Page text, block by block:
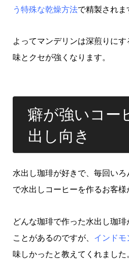
う特殊な乾燥方法で精製されま
よってマンデリンは深煎りに
味とクセが強くなります。
癖が強いコー
出し向き
水出し珈琲が好きで、毎回い
で水出しコーヒーを作るお客様
どんな珈琲で作った水出し珈
ことがあるのですが、 インドモ
味しかったと教えてくれました